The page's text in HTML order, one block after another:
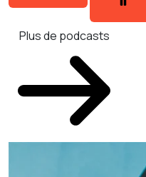
Plus de podcasts